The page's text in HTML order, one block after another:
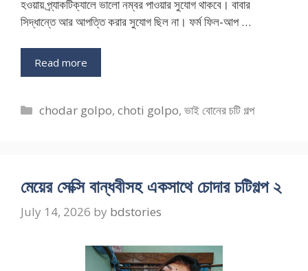
হওয়ায় প্র্যাকটিক্যালে ভালো নম্বর পাওয়ার সুযোগ থাকবে। বাবার
সিদ্ধান্তে আর আপত্তি করার সুযোগ ছিল না। ফর্ম ফিল-আপ …
Read more
Categories
chodar golpo,choti golpo,ভাই বোনের চটি গল্প
মেয়ের সেক্সি বান্ধবীসহ একসাথে চোদার চটিগল্প ২
July 14, 2026 by bdstories